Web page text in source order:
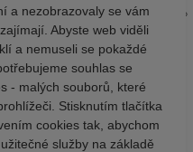
a nezobrazovaly se vám
Abyste web viděli
a nemuseli se pokaždé
souhlas se
- malých souborů, které
Stisknutím tlačítka
cookies tak, abychom
služby na základě